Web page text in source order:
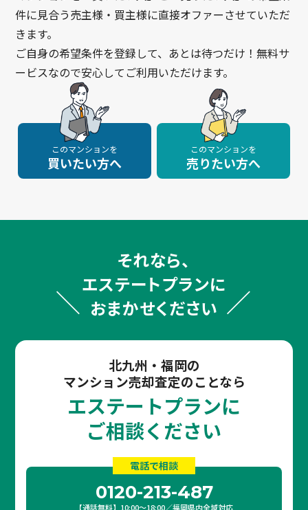
件に見合う売主様・買主様に直接オファーさせていただ
きます。
ご自身の希望条件を登録して、あとは待つだけ！無料サ
ービスなので安心してご利用いただけます。
このマンションを
買いたい方へ
このマンションを
売りたい方へ
それなら、
エステートプランに
おまかせください
北九州・福岡の
マンション売却査定のことなら
エステートプランに
ご相談ください
電話で相談
0120-213-487
【通話無料】10:00〜18:00／福岡県内全域対応